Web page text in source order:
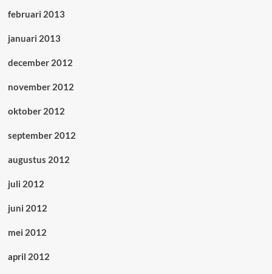
februari 2013
januari 2013
december 2012
november 2012
oktober 2012
september 2012
augustus 2012
juli 2012
juni 2012
mei 2012
april 2012